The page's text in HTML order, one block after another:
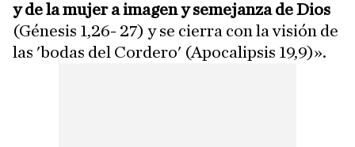
y de la mujer a imagen y semejanza de Dios
(Génesis 1,26- 27) y se cierra con la visión de
las 'bodas del Cordero' (Apocalipsis 19,9)».